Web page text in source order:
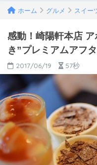
ホーム グルメ スイー
感動！崎陽軒本店
き”プレミアムアフ
2017/06/19 57秒